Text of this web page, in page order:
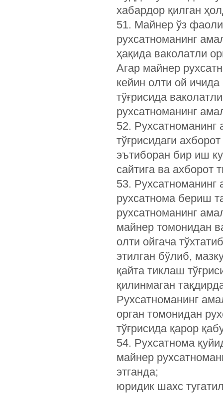
хабардор қилган
51. Майнер ўз
рухсатноманинг
ҳақида ваколатли
Агар майнер
кейин олти ой
тўғрисида
рухсатноманинг
52.
тўғрисидаги
эътиборан бир иш
сайтига ва ахборот
53. Рухсатноманинг
рухсатнома бериш
рухсатноманинг
майнер томонидан
олти ойгача
этилган бўлиб,
қайта тиклаш
қилинмаган
Рухсатноманинг
орган томонидан
тўғрисида қарор
54. Рухсатнома
майнер
этганда;
юридик шахс